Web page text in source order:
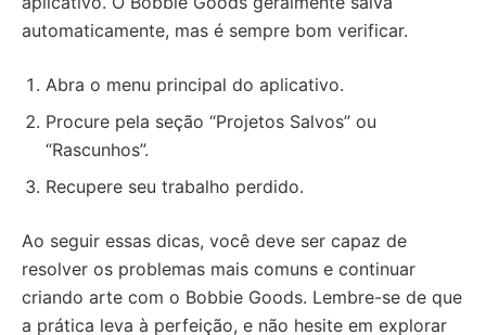
automaticamente, mas é sempre bom verificar.
Abra o menu principal do aplicativo.
Procure pela seção “Projetos Salvos” ou
“Rascunhos”.
Recupere seu trabalho perdido.
Ao seguir essas dicas, você deve ser capaz de
resolver os problemas mais comuns e continuar
criando arte com o Bobbie Goods. Lembre-se de que
a prática leva à perfeição, e não hesite em explorar